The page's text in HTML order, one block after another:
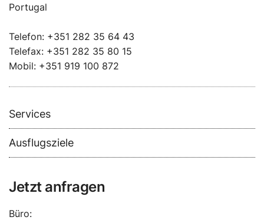
Portugal
Telefon: +351 282 35 64 43
Telefax: +351 282 35 80 15
Mobil: +351 919 100 872
Services
Ausflugsziele
Jetzt anfragen
Büro: